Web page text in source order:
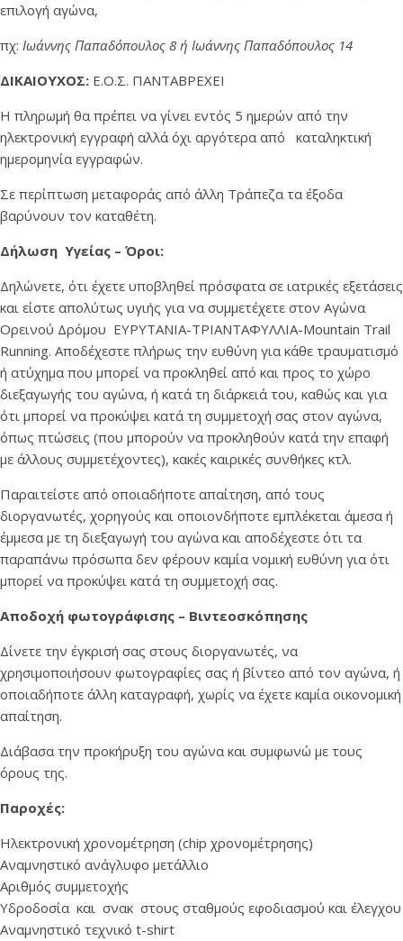
επιλογή αγώνα,
πχ: Ιωάννης Παπαδόπουλος 8 ή Ιωάννης Παπαδόπουλος 14
ΔΙΚΑΙΟΥΧΟΣ: Ε.Ο.Σ. ΠΑΝΤΑΒΡΕΧΕΙ
Η πληρωμή θα πρέπει να γίνει εντός 5 ημερών από την
ηλεκτρονική εγγραφή αλλά όχι αργότερα από καταληκτική
ημερομηνία εγγραφών.
Σε περίπτωση μεταφοράς από άλλη Τράπεζα τα έξοδα
βαρύνουν τον καταθέτη.
Δήλωση Υγείας – Όροι:
Δηλώνετε, ότι έχετε υποβληθεί πρόσφατα σε ιατρικές εξετάσεις
και είστε απολύτως υγιής για να συμμετέχετε στον Αγώνα
Ορεινού Δρόμου ΕΥΡΥΤΑΝΙΑ-ΤΡΙΑΝΤΑΦΥΛΛΙΑ-Mountain Trail
Running. Αποδέχεστε πλήρως την ευθύνη για κάθε τραυματισμό
ή ατύχημα που μπορεί να προκληθεί από και προς το χώρο
διεξαγωγής του αγώνα, ή κατά τη διάρκειά του, καθώς και για
ότι μπορεί να προκύψει κατά τη συμμετοχή σας στον αγώνα,
όπως πτώσεις (που μπορούν να προκληθούν κατά την επαφή
με άλλους συμμετέχοντες), κακές καιρικές συνθήκες κτλ.
Παραιτείστε από οποιαδήποτε απαίτηση, από τους
διοργανωτές, χορηγούς και οποιονδήποτε εμπλέκεται άμεσα ή
έμμεσα με τη διεξαγωγή του αγώνα και αποδέχεστε ότι τα
παραπάνω πρόσωπα δεν φέρουν καμία νομική ευθύνη για ότι
μπορεί να προκύψει κατά τη συμμετοχή σας.
Αποδοχή φωτογράφισης – Bιντεοσκόπησης
Δίνετε την έγκρισή σας στους διοργανωτές, να
χρησιμοποιήσουν φωτογραφίες σας ή βίντεο από τον αγώνα, ή
οποιαδήποτε άλλη καταγραφή, χωρίς να έχετε καμία οικονομική
απαίτηση.
Διάβασα την προκήρυξη του αγώνα και συμφωνώ με τους
όρους της.
Παροχές:
Ηλεκτρονική χρονομέτρηση (chip χρονομέτρησης)
Αναμνηστικό ανάγλυφο μετάλλιο
Αριθμός συμμετοχής
Υδροδοσία και σνακ στους σταθμούς εφοδιασμού και έλεγχου
Αναμνηστικό τεχνικό t-shirt